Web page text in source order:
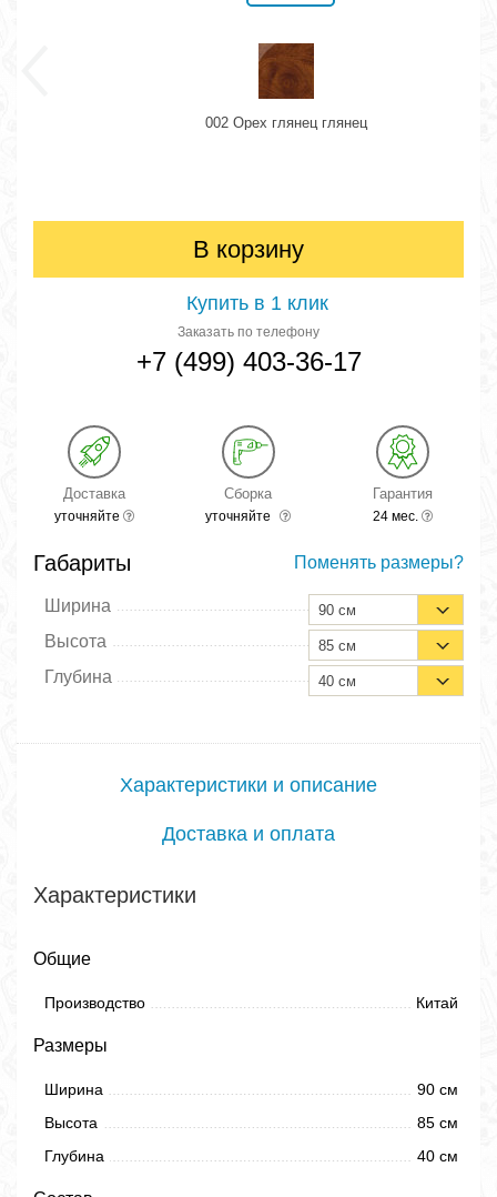
002 Орех глянец глянец
В корзину
Купить в 1 клик
Заказать по телефону
+7 (499) 403-36-17
Доставка
уточняйте
Сборка
уточняйте
Гарантия
24 мес.
Габариты Поменять размеры?
Ширина 90 см
Высота 85 см
Глубина 40 см
Характеристики и описание
Доставка и оплата
Характеристики
Общие
Производство Китай
Размеры
Ширина
90 см
Высота
85 см
Глубина
40 см